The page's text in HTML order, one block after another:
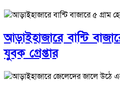
আড়াইহাজারে বান্টি
যুবক গ্রেপ্তার